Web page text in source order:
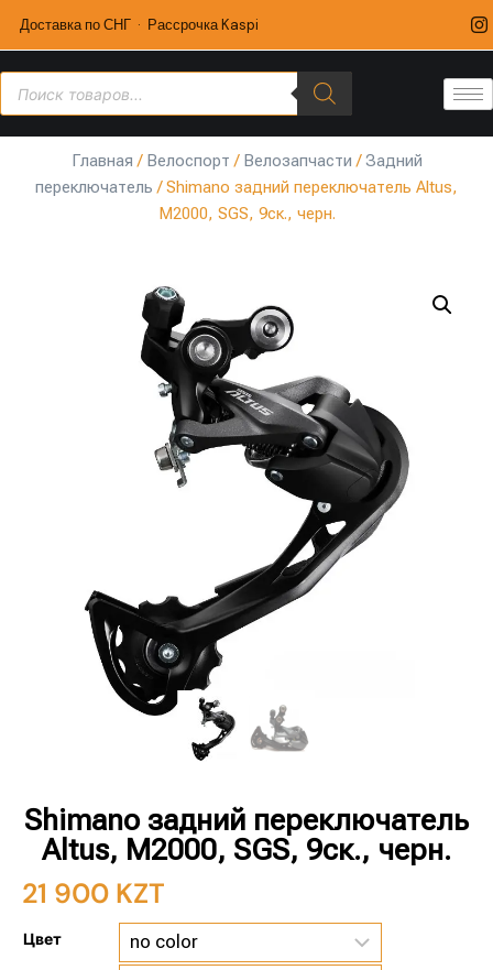
Доставка по СНГ · Рассрочка Kaspi
Главная / Велоспорт / Велозапчасти /Задний
переключатель / Shimano задний переключатель Altus,
M2000, SGS, 9ск., черн.
Shimano задний переключатель
Altus, M2000, SGS, 9ск., черн.
21 900 KZT
Цвет